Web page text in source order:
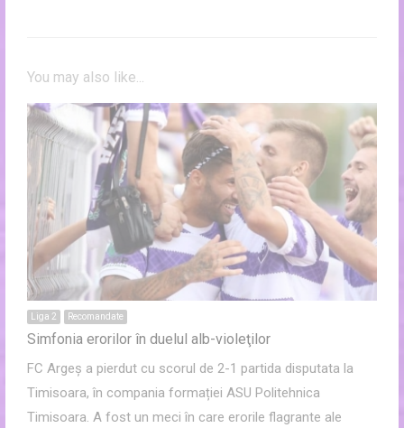
You may also like...
Liga 2 Recomandate
Simfonia erorilor în duelul alb-violeţilor
FC Argeș a pierdut cu scorul de 2-1 partida disputata la
Timisoara, în compania formației ASU Politehnica
Timisoara. A fost un meci în care erorile flagrante ale